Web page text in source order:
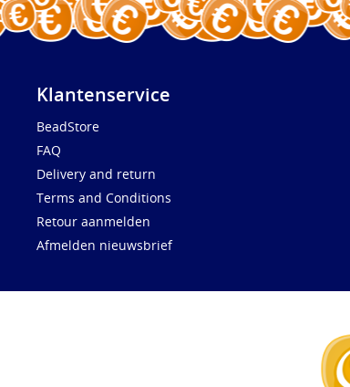
Klantenservice
BeadStore
FAQ
Delivery and return
Terms and Conditions
Retour aanmelden
Afmelden nieuwsbrief